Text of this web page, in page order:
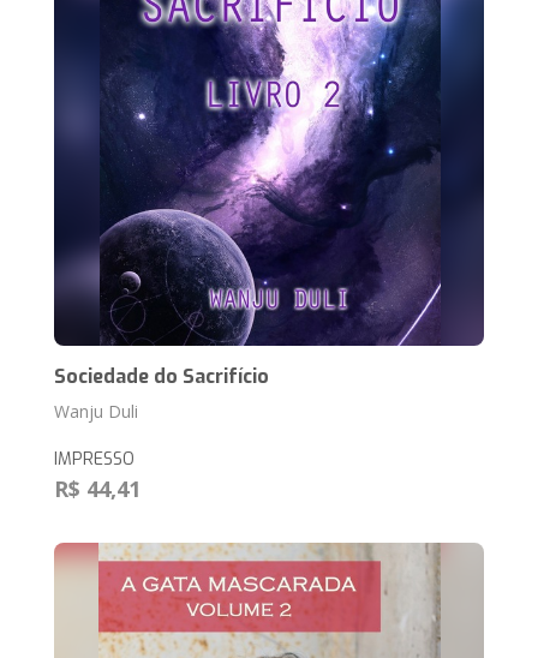
Sociedade do Sacrifício
Wanju Duli
IMPRESSO
R$ 44,41